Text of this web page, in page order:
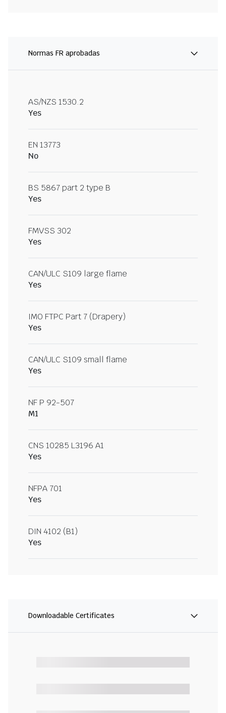
Normas FR aprobadas
AS/NZS 1530.2
Yes
EN 13773
No
BS 5867 part 2 type B
Yes
FMVSS 302
Yes
CAN/ULC S109 large flame
Yes
IMO FTPC Part 7 (Drapery)
Yes
CAN/ULC S109 small flame
Yes
NF P 92-507
M1
CNS 10285 L3196 A1
Yes
NFPA 701
Yes
DIN 4102 (B1)
Yes
Downloadable Certificates